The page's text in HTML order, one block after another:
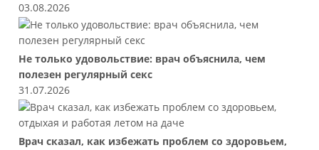
03.08.2026
Не только удовольствие: врач объяснила, чем
полезен регулярный секс
31.07.2026
Врач сказал, как избежать проблем со здоровьем,